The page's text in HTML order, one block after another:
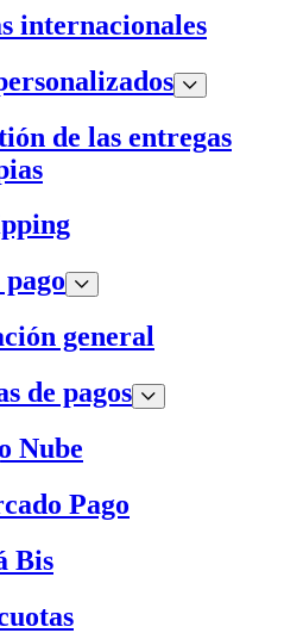
internacionales
de las entregas
general
de pagos
Nube
Pago
Bis